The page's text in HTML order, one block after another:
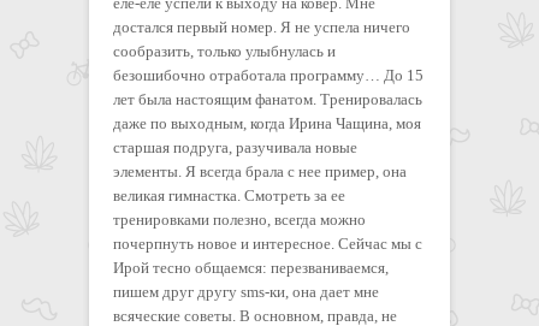
достался первый номер. Я не успела ничего
сообразить, только улыбнулась и
безошибочно отработала программу… До 15
лет была настоящим фанатом. Тренировалась
даже по выходным, когда Ирина Чащина, моя
старшая подруга, разучивала новые
элементы. Я всегда брала с нее пример, она
великая гимнастка. Смотреть за ее
тренировками полезно, всегда можно
почерпнуть новое и интересное. Сейчас мы с
Ирой тесно общаемся: перезваниваемся,
пишем друг другу sms-ки, она дает мне
всяческие советы. В основном, правда, не